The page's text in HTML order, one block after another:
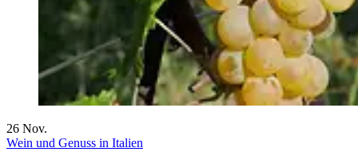
26 Nov.
Wein und Genuss in Italien